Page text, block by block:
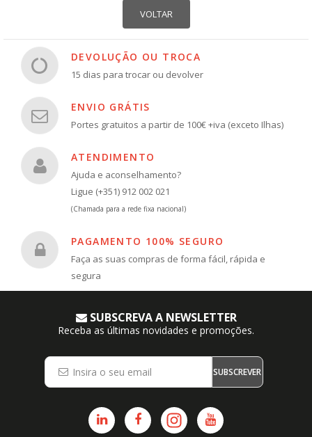
DEVOLUÇÃO OU TROCA
15 dias para trocar ou devolver
ENVIO GRÁTIS
Portes gratuitos a partir de 100€ +iva (exceto Ilhas)
ATENDIMENTO
Ajuda e aconselhamento?
Ligue (+351) 912 002 021
(Chamada para a rede fixa nacional)
PAGAMENTO 100% SEGURO
Faça as suas compras de forma fácil, rápida e
segura
SUBSCREVA A NEWSLETTER
Receba as últimas novidades e promoções.
SUBSCREVER